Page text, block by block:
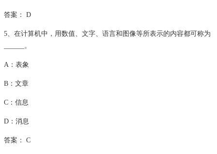
答案： D
5、在计算机中，用数值、文字、语言和图像等所表示的内容都可称为
______。
A：表象
B：文章
C：信息
D：消息
答案： C